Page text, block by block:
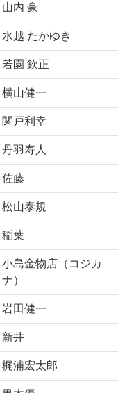
山内 豪
水越 たかゆき
若園 欽正
横山健一
関戸利幸
丹羽寿人
佐藤
松山泰規
稲葉
小島金物店（コジカ
ナ）
岩田健一
新井
梶浦宏太郎